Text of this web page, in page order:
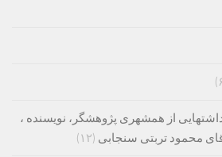
از همشهری پژوهشگر، نویسنده ،
محمود تربتی سنجابی (۱۲)